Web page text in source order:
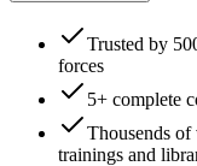
Trusted by
forces
5+ complete
Thousends
trainings and